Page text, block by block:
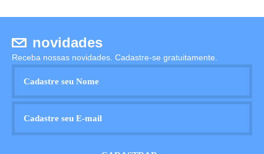
novidades
Receba nossas novidades. Cadastre-se gratuitamente.